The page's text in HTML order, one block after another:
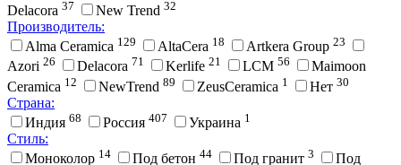
Delacora 37 New Trend 32
Производитель:
Alma Ceramica 129 AltaCera 18 Artkera Group 23
Azori 26 Delacora 71 Kerlife 21 LCM 56
Maimoon
Ceramica 12 NewTrend 89 ZeusCeramica 1 Нет 30
Страна:
Индия 68 Россия 407 Украина 1
Стиль:
Моноколор 14 Под бетон 44 Под гранит 3
Под